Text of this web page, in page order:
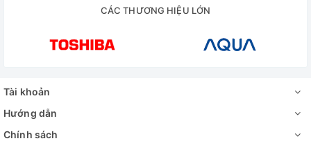
CÁC THƯƠNG HIỆU LỚN
Tài khoản
Hướng dẫn
Chính sách